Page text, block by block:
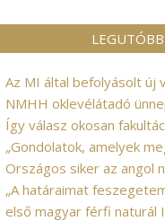
Az MI által befolyásolt új
NMHH oklevélátadó
Így válasz okosan
„Gondolatok, amelyek
Országos siker az angol
„A határaimat
első magyar férfi naturál